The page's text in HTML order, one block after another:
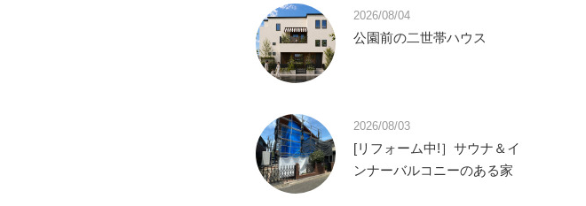
2026/08/04
公園前の二世帯ハウス
2026/08/03
[リフォーム中!］サウナ＆イ
ンナーバルコニーのある家